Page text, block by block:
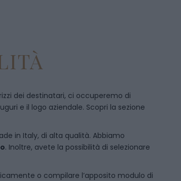
dei destinatari, ci occuperemo di
e il logo aziendale. Scopri la sezione
in Italy, di alta qualità. Abbiamo
. Inoltre, avete la possibilità di selezionare
o compilare l’apposito modulo di